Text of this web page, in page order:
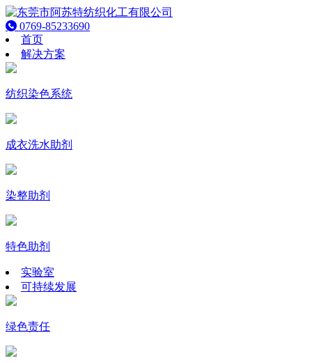
0769-85233690
首页
解决方案
纺织染色系统
成衣洗水助剂
染整助剂
特色助剂
实验室
可持续发展
绿色责任